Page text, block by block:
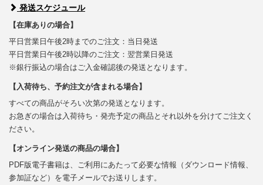
発送スケジュール
【在庫ありの場合】
平日営業日午後2時までのご注文：当日発送
平日営業日午後2時以降のご注文：翌営業日発送
※銀行振込の場合はご入金確認後の発送となります。
【入荷待ち、予約注文が含まれる場合】
すべての商品がそろい次第の発送となります。
お急ぎの場合は入荷待ち・発売予定の商品とそれ以外を分けてご注文く
ださい。
【オンライン発送の商品の場合】
PDF版電子書籍は、ご利用にあたって必要な情報（ダウンロード情報、
参加証など）を電子メールでお送りします。